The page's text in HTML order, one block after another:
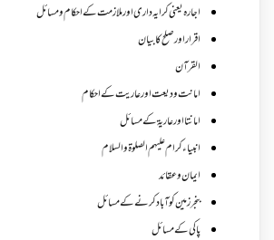
اجارہ یعنی کرایہ داری اور ملازمت کے احکام و مسائل
اقرار اور صلح کا بیان
القرآن
امانت ودیعت اورعاریت کے احکام
امانتا اور عاریة کے مسائل
انبیاء کرام علیہم الصلوۃ والسلام
ایمان وعقائد
بنجر زمین کو آباد کرنے کے مسائل
پاکی کے مسائل